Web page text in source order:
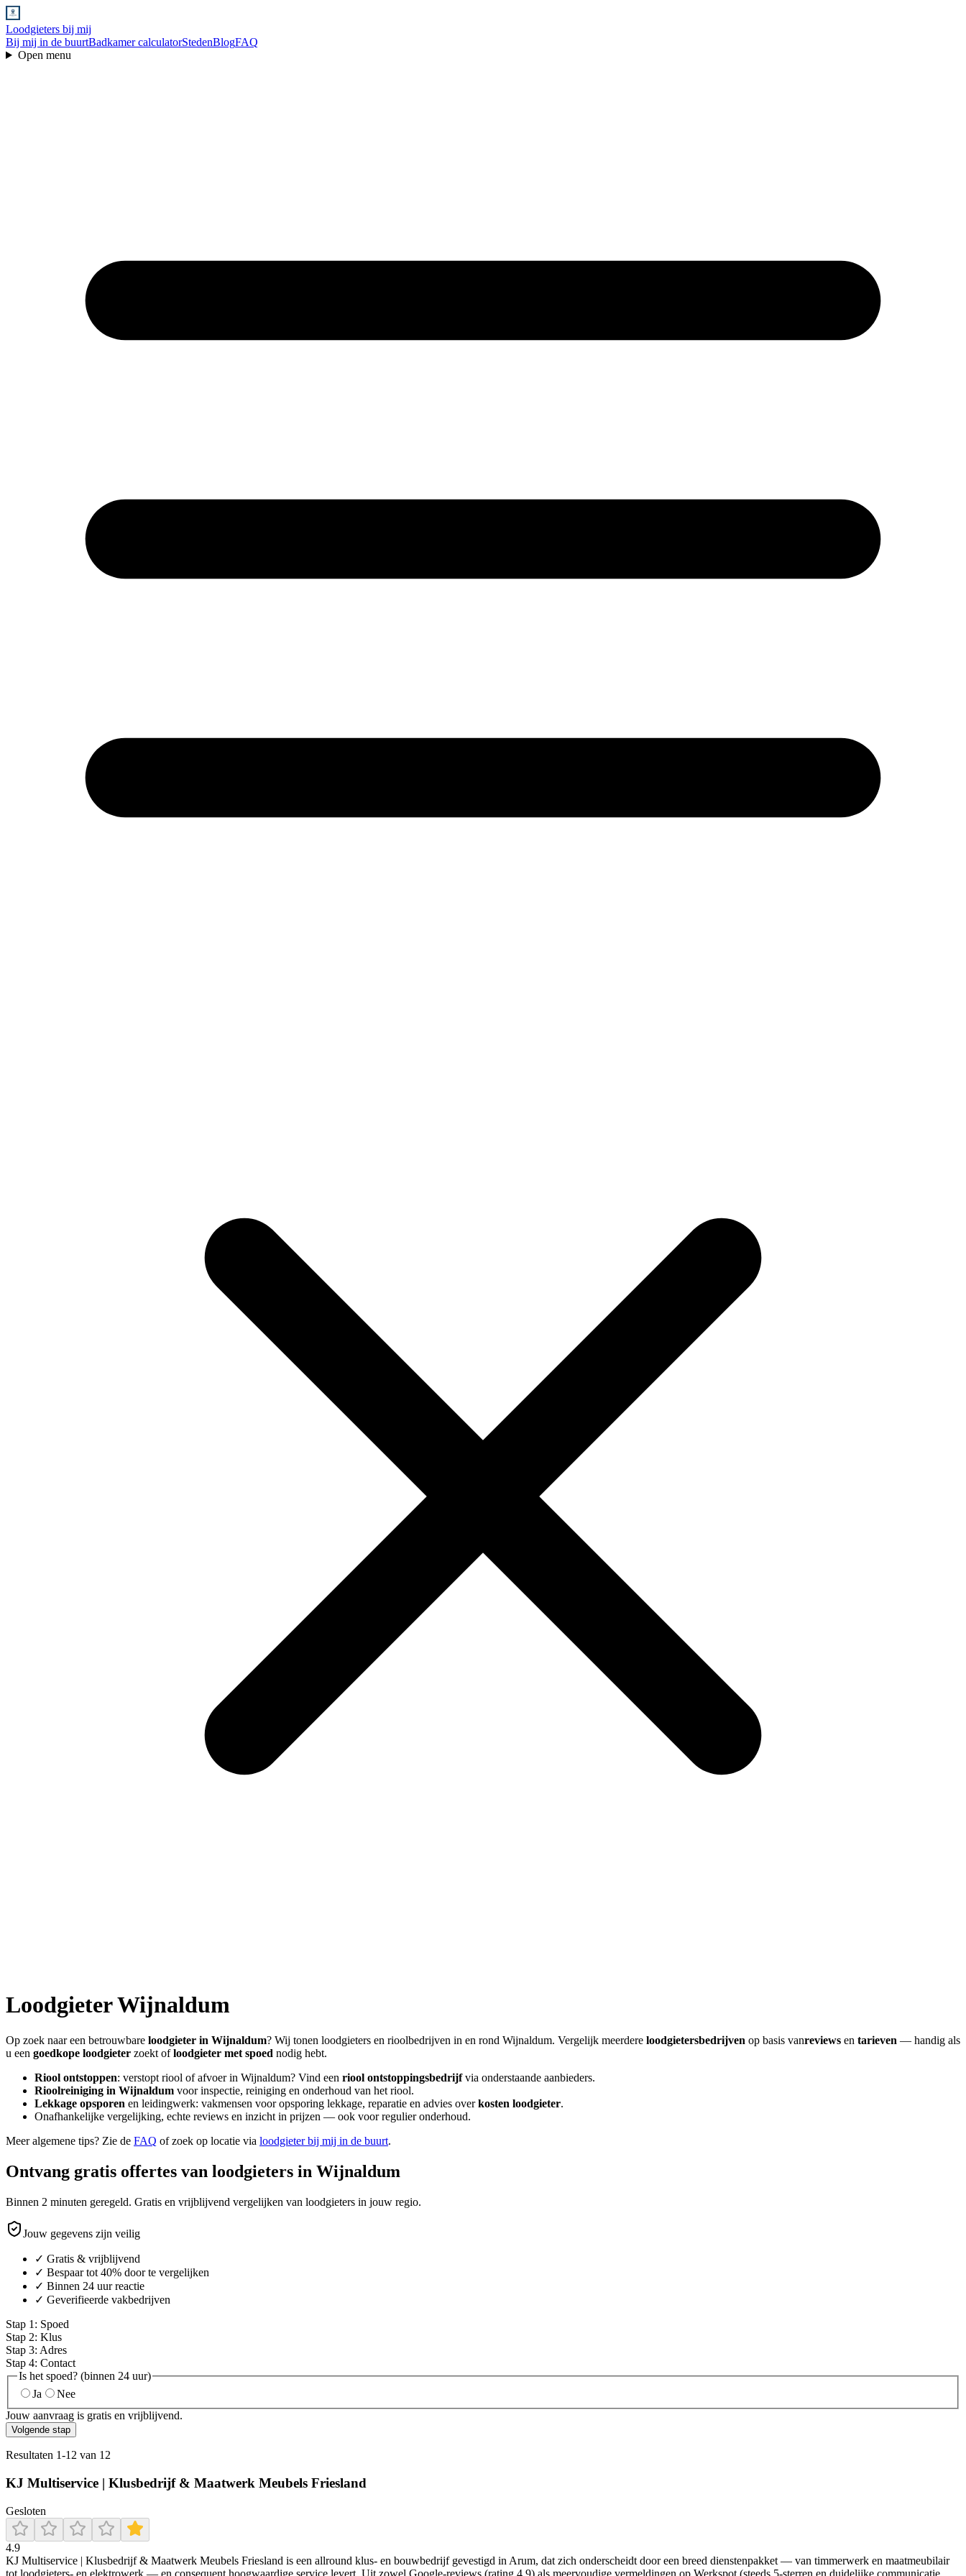
Loodgieters bij mij
Bij mij in de buurtBadkamer calculatorStedenBlogFAQ
Open menu
LoodgieterWijnaldum
Op zoek naar een betrouwbare loodgieter in Wijnaldum? Wij tonen loodgieters en rioolbedrijven in en rond Wijnaldum. Vergelijk meerdere loodgietersbedrijven op basis vanreviews en tarieven — handig als
u een goedkope loodgieter zoekt ofloodgieter met spoed nodig hebt.
Riool ontstoppen: verstopt riool of afvoer in Wijnaldum? Vind een riool ontstoppingsbedrijfvia onderstaande aanbieders.
Rioolreiniging in Wijnaldum voor inspectie, reiniging en onderhoud van het riool.
Lekkage opsporen en leidingwerk: vakmensen voor opsporing lekkage, reparatie en advies overkosten loodgieter.
Onafhankelijke vergelijking, echte reviews en inzicht in prijzen — ook voor regulier onderhoud.
Meer algemene tips? Zie de FAQ of zoek op locatie via loodgieter bij mij in de buurt.
Ontvang gratis offertes van loodgieters in Wijnaldum
Binnen 2 minuten geregeld. Gratis en vrijblijvend vergelijken van loodgieters in jouw regio.
Jouw gegevens zijn veilig
✓ Gratis & vrijblijvend
✓ Bespaar tot 40% door te vergelijken
✓ Binnen 24 uur reactie
✓ Geverifieerde vakbedrijven
Stap 1 : Spoed
Stap 2: Klus
Stap 3: Adres
Stap 4: Contact
Is het spoed? (binnen 24 uur)
Ja
Nee
Jouw aanvraag is gratis en vrijblijvend.
Volgende stap
Resultaten 1-12 van 12
KJ Multiservice | Klusbedrijf & Maatwerk Meubels Friesland
Gesloten
4.9
KJ Multiservice | Klusbedrijf & Maatwerk Meubels Friesland is een allround klus- en bouwbedrijf gevestigd in Arum, dat zich onderscheidt door een breed dienstenpakket — van timmerwerk en maatmeubilair
tot loodgieters- en elektrowerk — en consequent hoogwaardige service levert. Uit zowel Google‑reviews (rating 4.9) als meervoudige vermeldingen op Werkspot (steeds 5‑sterren en duidelijke communicatie